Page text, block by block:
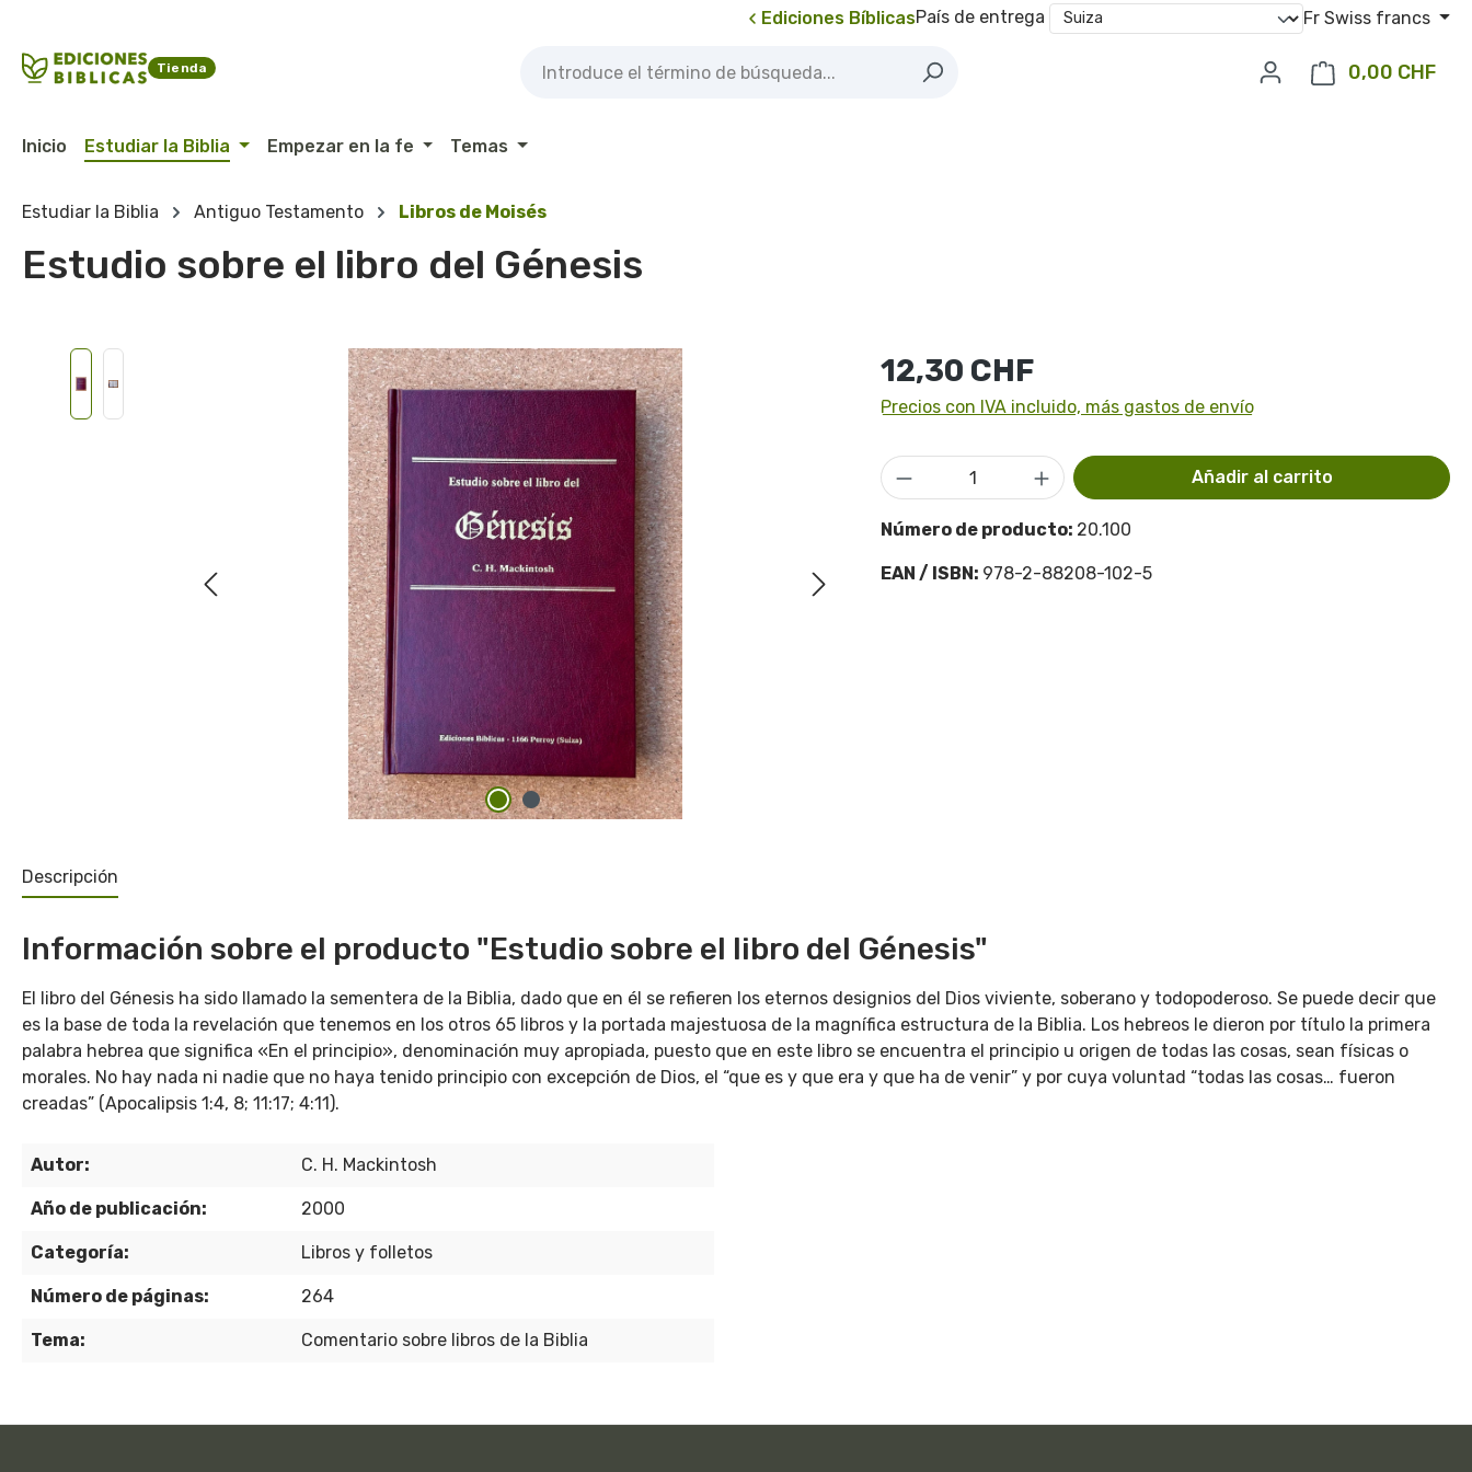
Ediciones BíblicasPaís de entrega Fr Swiss francs
Tienda 0,00 CHFEl
Inicio Estudiar la Biblia Empezar en la fe Temas
Estudiar la Biblia Antiguo Testamento Libros de Moisés
Estudio sobre el libro del Génesis
Omitir galería de imágenes Precio normal:
12,30 CHF
Precios con IVA incluido, más gastos de envío
Cantidad del producto: introduce la cantidad
Añadir al carrito
Número de producto: 20.100
EAN / ISBN: 978-2-88208-102-5
Descripción
Información sobre el producto "Estudio sobre el libro del Génesis"
El libro del Génesis ha sido llamado la sementera de la Biblia, dado que en él se refieren los eternos designios del Dios viviente, soberano y todopoderoso. Se puede decir que
es la base de toda la revelación que tenemos en los otros 65 libros y la portada majestuosa de la magnífica estructura de la Biblia. Los hebreos le dieron por título la primera
palabra hebrea que significa «En el principio», denominación muy apropiada, puesto que en este libro se encuentra el principio u origen de todas las cosas, sean físicas o
morales. No hay nada ni nadie que no haya tenido principio con excepción de Dios, el “que es y que era y que ha de venir” y por cuya voluntad “todas las cosas… fueron
creadas” (Apocalipsis 1:4, 8; 11:17; 4:11).
Autor: C. H. Mackintosh
Año de publicación: 2000
Categoría: Libros y folletos
Número de páginas: 264
Tema: Comentario sobre libros de la Biblia